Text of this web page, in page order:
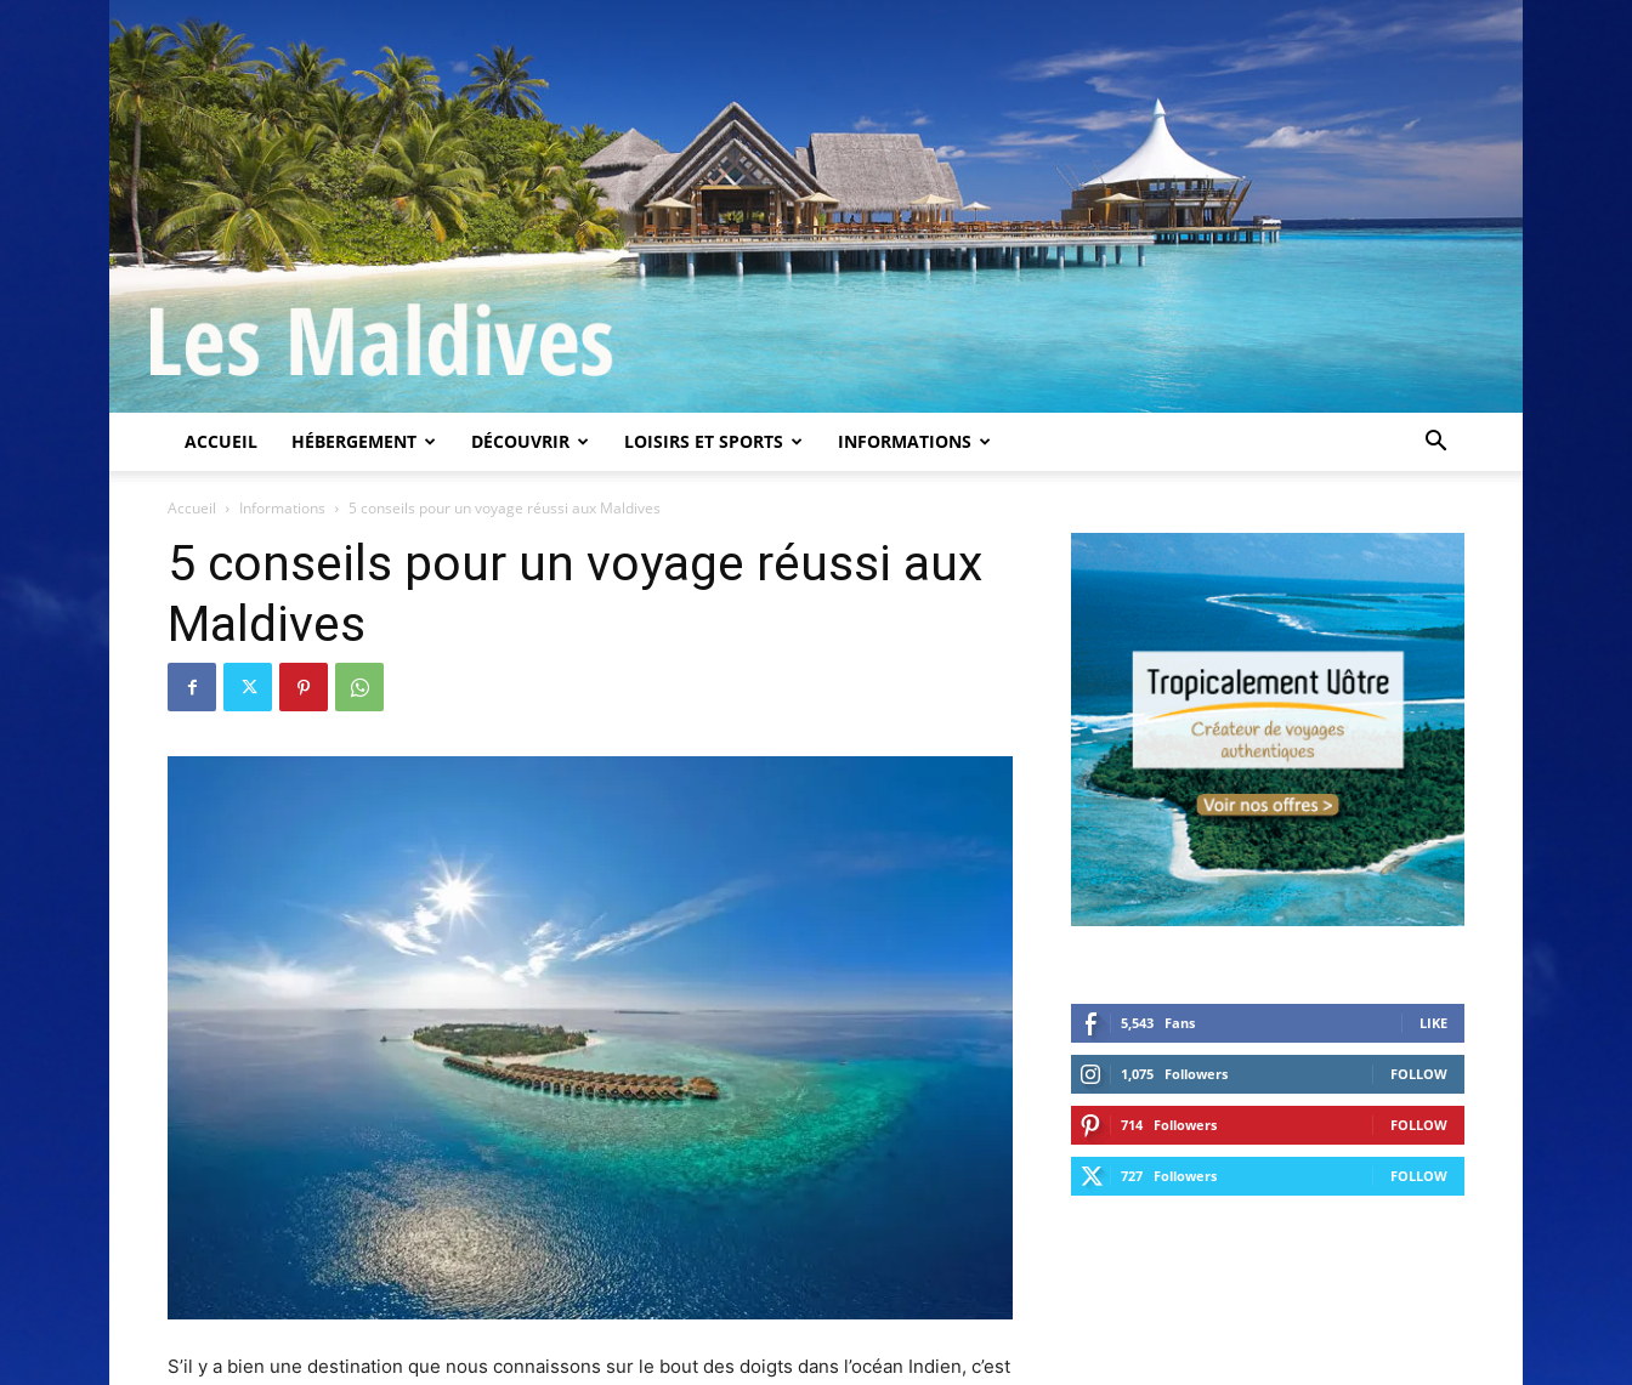
de
ACCUEIL HÉBERGEMENT DÉCOUVRIR LOISIRS ET SPORTS INFORMATIONS
Accueil Informations 5 conseils pour un voyage réussi aux Maldives
5 conseils pour un voyage réussi aux
Maldives
S’il y a bien une destination que nous connaissons sur le bout des doigts dans l’océan Indien, c’est
5,543 Fans LIKE
1,075 Followers FOLLOW
714 Followers FOLLOW
727 Followers FOLLOW